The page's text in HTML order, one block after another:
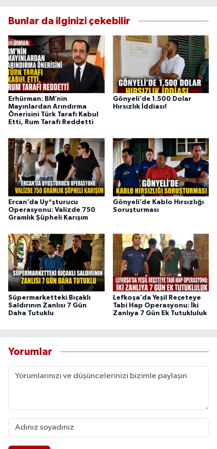
Bunlar da ilginizi çekebilir
Erhürman: BM’nin
Mayınlardan Arındırma
Önerisini Türk Tarafı Kabul
Etti, Rum Tarafı Reddetti
Gönyeli’de 1.500 Dolar
Hırsızlık İddiası!
Ercan’da Uy*şturucu
Operasyonu: Valizde 750
Gramlık Şüpheli Karışım
Gönyeli’de Kablo Hırsızlığı
Soruşturması
Süpermarketteki Bıçaklı
Saldırının Zanlısı 7 Gün
Daha Tutuklu
Lefkoşa’da Yeşil Reçeteye
Tabi Hap Operasyonu: İki
Zanlıya 7 Gün Ek Tutukluluk
Yorumlar